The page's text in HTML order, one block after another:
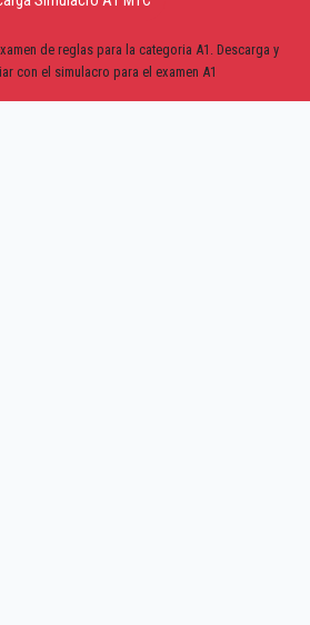
de reglas para la categoria A1. Descarga y
con el simulacro para el examen A1